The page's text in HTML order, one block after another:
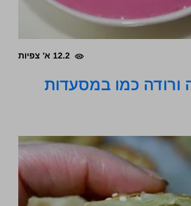
12.2 א' צפיות
ורודה כמו במסעדות